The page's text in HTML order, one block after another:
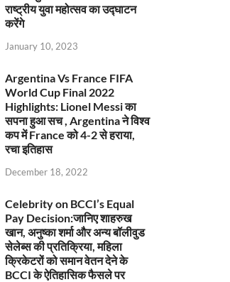
राष्ट्रीय युवा महोत्सव का उद्घाटन
करेंगे
January 10, 2023
Argentina Vs France FIFA
World Cup Final 2022
Highlights: Lionel Messi का
सपना हुआ सच , Argentina ने विश्व
कप में France को 4-2 से हराया,
रचा इतिहास
December 18, 2022
Celebrity on BCCI’s Equal
Pay Decision:जानिए शाहरुख
खान, अनुष्का शर्मा और अन्य बॉलीवुड
सेलेब्स की प्रतिक्रिया, महिला
क्रिकेटरों को समान वेतन देने के
BCCI के ऐतिहासिक फैसले पर